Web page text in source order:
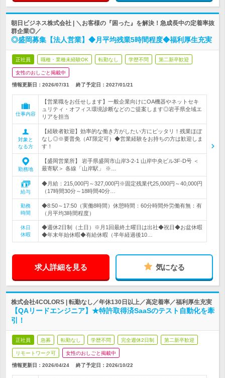
朝日ビジネス株式会社 | ＼お客様の『困った』を解決！急成長中の定着率抜
群企業◎／
◎盛岡募集【法人営業】◆月平均残業5時間程度◆福利厚生充実
正社員 職種・業種未経験OK 転勤なし 学歴不問 第二新卒歓迎
女性のおしごと掲載中
情報更新日：2026/07/31 終了予定日： 2027/01/21
仕事内容
【営業職をお任せします】一般企業向けにOA機器やネットセキ
ュリティ・オフィス環境診断などのご提案します◎岩手県全域エ
リアを担当
対象と
なる方
【経験者歓迎】効率的な働き方がしたい方にピッタリ！残業ほぼ
なし◎※要普免（AT限定可）◆営業経験をお持ちの方は歓迎しま
す！
勤務地
【盛岡営業所】 岩手県盛岡市山岸3-2-1 山岸中央ビル3F-D号 ＜
最寄駅＞ 各線「山岸駅」 ※…
給与
◆月給：215,000円～327,000円※固定残業代25,000円～40,000円
（17時間30分～18時間40分…
勤務
時間
◆8:50～17:50（実働8時間）休憩時間：60分時間外労働有無：有
（月平均3時間程度）
休日
休暇
◆週休2日制（土日）※月1回最終土曜日は出社◆祝日◆お盆休暇
◆年末年始休暇◆有給休暇（半年経過後10…
求人詳細を見る 気になる
株式会社4COLORS | 転勤なし／年休130日以上／高定着率／福利厚生充実
【QAリードエンジニア】★特許取得済SaaSのテスト自動化を牽
引！
正社員 急募 転勤なし 学歴不問 完全週休2日制 第二新卒歓迎
リモートワーク可 女性のおしごと掲載中
情報更新日：2026/04/24 終了予定日： 2026/10/22